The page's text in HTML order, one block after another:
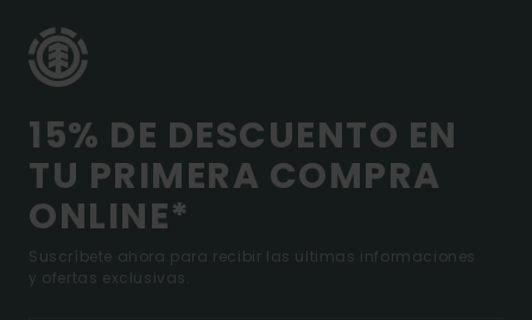
15% DE DESCUENTO EN
TU PRIMERA COMPRA
ONLINE*
Suscríbete ahora para recibir las ultimas informaciones
y ofertas exclusivas.